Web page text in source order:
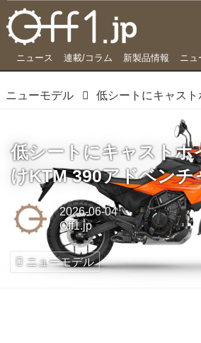
ニュース 連載/コラム 新製品情報 ニュ
ニューモデル
低シートにキャストホ
けKTM 390アドベンチ
2026-06-04
Off1.jp
ニューモデル